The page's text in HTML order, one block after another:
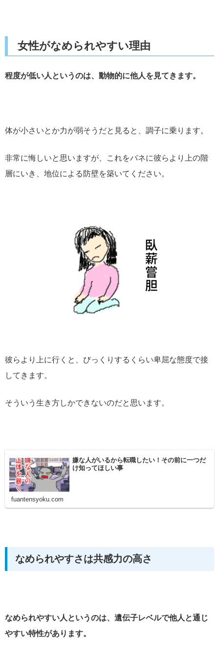
女性がなめられやすい理由
程度が低い人というのは、動物的に他人を見てきます。
体が小さいとか力が弱そうだと見ると、調子に乗ります。
非常に悔しいと思いますが、これをバネに彼らより上の階
層にいき、地位による防壁を築いてください。
彼らより上に行くと、びっくりするくらい卑屈な態度で接
してきます。
そういう生き方しかできないのだと思います。
嫌な人がいるから転職したい！その前に一つだ
け知ってほしい事
fuantensyoku.com
なめられやすさは共感力の高さ
なめられやすい人というのは、遺伝子レベルで他人と通じ
やすい特性があります。